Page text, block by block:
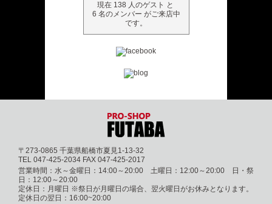
現在 138 人のゲスト と
6 名のメンバー がご来店中
です。
〒273-0865 千葉県船橋市夏見1-13-32
TEL 047-425-2034 FAX 047-425-2017
営業時間：水～金曜日：14:00～20:00 土曜日：12:00～20:00 日・祭
日：12:00～20:00
定休日：月曜日 ※祭日が月曜日の場合、翌火曜日がお休みとなります。
定休日の翌日：16:00~20:00